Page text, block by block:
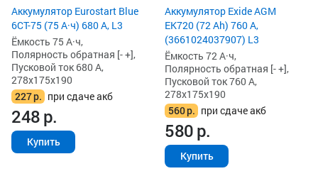
Аккумулятор Eurostart Blue
6CT-75 (75 А·ч) 680 А, L3
Ёмкость 75 А·ч,
Полярность обратная [- +],
Пусковой ток 680 А,
278x175x190
227р. при сдаче акб
248р.
Купить
Аккумулятор Exide AGM
EK720 (72 Ah) 760 А,
(3661024037907) L3
Ёмкость 72 А·ч,
Полярность обратная [- +],
Пусковой ток 760 А,
278x175x190
560р. при сдаче акб
580р.
Купить